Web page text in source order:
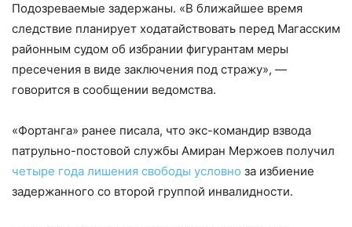
Подозреваемые задержаны. «В ближайшее время
следствие планирует ходатайствовать перед Магасским
районным судом об избрании фигурантам меры
пресечения в виде заключения под стражу», —
говорится в сообщении ведомства.
«Фортанга» ранее писала, что экс-командир взвода
патрульно-постовой службы Амиран Мержоев получил
четыре года лишения свободы условно за избиение
задержанного со второй группой инвалидности.